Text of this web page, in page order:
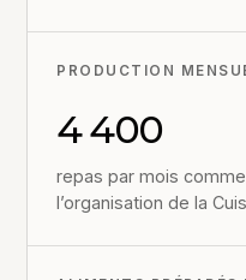
PRODUCTION
4 400
repas par mois
l’organisation de la